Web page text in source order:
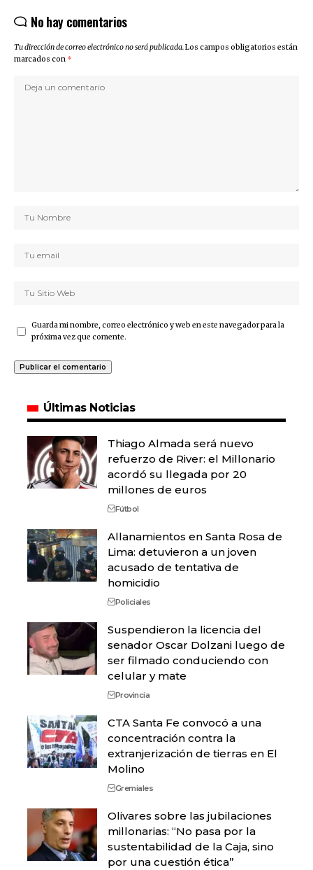
No hay comentarios
Tu dirección de correo electrónico no será publicada.Los campos obligatorios están
marcados con *
Guarda mi nombre, correo electrónico y web en este navegador para la
próxima vez que comente.
Últimas Noticias
Thiago Almada será nuevo
refuerzo de River: el Millonario
acordó su llegada por 20
millones de euros
Fútbol
Allanamientos en Santa Rosa de
Lima: detuvieron a un joven
acusado de tentativa de
homicidio
Policiales
Suspendieron la licencia del
senador Oscar Dolzani luego de
ser filmado conduciendo con
celular y mate
Provincia
CTA Santa Fe convocó a una
concentración contra la
extranjerización de tierras en El
Molino
Gremiales
Olivares sobre las jubilaciones
millonarias: “No pasa por la
sustentabilidad de la Caja, sino
por una cuestión ética”